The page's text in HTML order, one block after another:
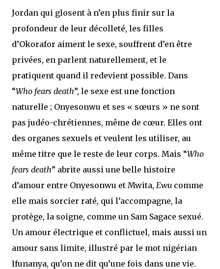
Jordan qui glosent à n’en plus finir sur la
profondeur de leur décolleté, les filles
d’Okorafor aiment le sexe, souffrent d’en être
privées, en parlent naturellement, et le
pratiquent quand il redevient possible. Dans
“Who fears death”, le sexe est une fonction
naturelle ; Onyesonwu et ses « sœurs » ne sont
pas judéo-chrétiennes, même de cœur. Elles ont
des organes sexuels et veulent les utiliser, au
même titre que le reste de leur corps. Mais “Who
fears death” abrite aussi une belle histoire
d’amour entre Onyesonwu et Mwita, Ewu comme
elle mais sorcier raté, qui l’accompagne, la
protège, la soigne, comme un Sam Sagace sexué.
Un amour électrique et conflictuel, mais aussi un
amour sans limite, illustré par le mot nigérian
Ifunanya, qu’on ne dit qu’une fois dans une vie.